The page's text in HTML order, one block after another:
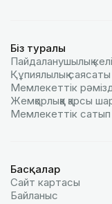
Біз туралы
Пайдаланушылық
Құпиялылық саясаты
Мемлекеттік
Жемқорлыққа қарсы
Мемлекеттік
Басқалар
Сайт картасы
Байланыс